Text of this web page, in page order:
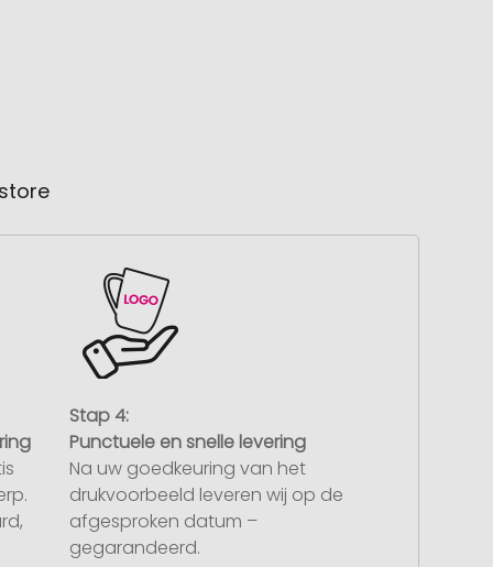
Stap 4:
Punctuele en snelle levering
Na uw goedkeuring van het
drukvoorbeeld leveren wij op de
afgesproken datum –
gegarandeerd.